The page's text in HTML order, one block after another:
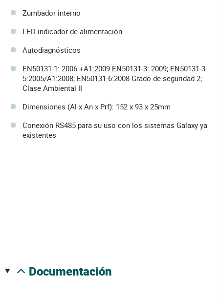
Zumbador interno
LED indicador de alimentación
Autodiagnósticos
EN50131-1: 2006 +A1:2009 EN50131-3: 2009; EN50131-3-
5:2005/A1:2008; EN50131-6:2008 Grado de seguridad 2;
Clase Ambiental II
Dimensiones (Al x An x Prf): 152 x 93 x 25mm
Conexión RS485 para su uso con los sistemas Galaxy ya
existentes
documentación